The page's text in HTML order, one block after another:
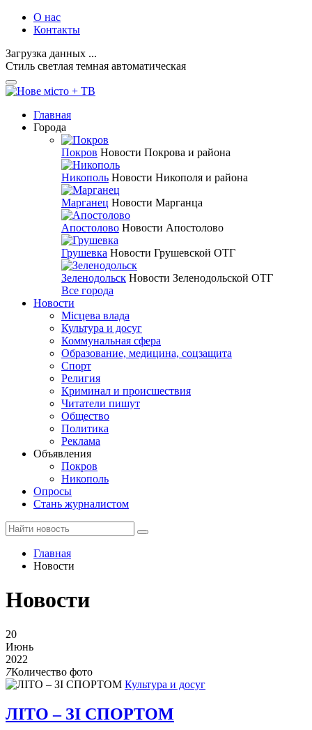
О нас
Контакты
Загрузка данных ...
Стиль светлая темная автоматическая
Главная
Города
Покров Новости Покрова и района
Никополь Новости Никополя и района
Марганец Новости Марганца
Апостолово Новости Апостолово
Грушевка Новости Грушевской ОТГ
Зеленодольск Новости Зеленодольской ОТГ
Все города
Новости
Місцева влада
Культура и досуг
Коммунальная сфера
Образование, медицина, соцзащита
Спорт
Религия
Криминал и происшествия
Читатели пишут
Общество
Политика
Реклама
Объявления
Покров
Никополь
Опросы
Стань журналистом
Главная
Новости
Новости
20
Июнь
2022
7Количество фото
Культура и досуг
ЛІТО – ЗІ СПОРТОМ